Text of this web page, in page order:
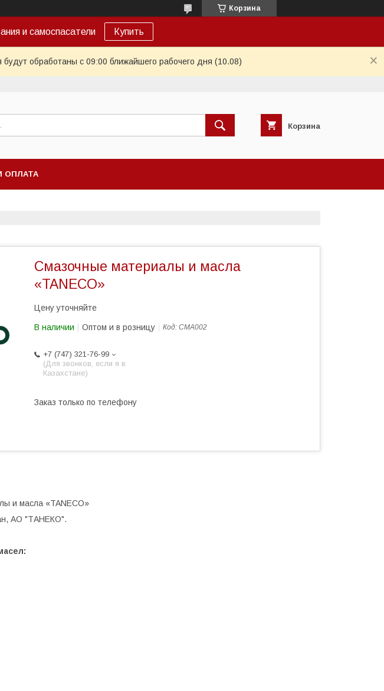
Корзина
и самоспасатели Купить
обработаны с 09:00 ближайшего рабочего дня (10.08)
Корзина
ОПЛАТА
Смазочные материалы и масла
«TANECO»
Цену уточняйте
В наличии Оптом и в розницу Код: СМА002
+7 (747) 321-76-99
(Для звонков, если я в
Казахстане)
Заказ только по телефону
и масла «TANECO»
АО "ТАНЕКО".